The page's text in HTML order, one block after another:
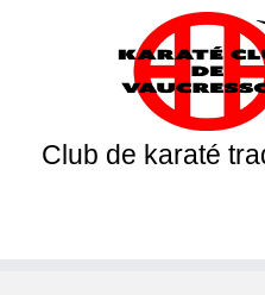
Club de karaté